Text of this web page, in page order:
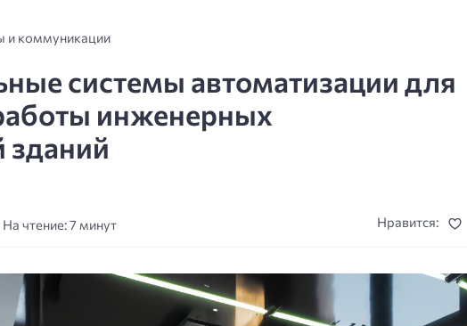
и коммуникации
системы автоматизации для
инженерных
На чтение: 7 минут Нравится: